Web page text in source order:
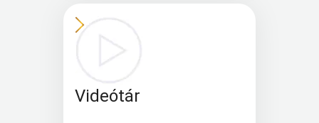
Videótár